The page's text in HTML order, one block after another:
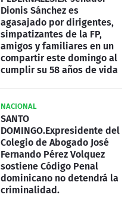
Dionis Sánchez es
agasajado por dirigentes,
simpatizantes de la FP,
amigos y familiares en un
compartir este domingo al
cumplir su 58 años de vida
NACIONAL
SANTO
DOMINGO.Expresidente del
Colegio de Abogado José
Fernando Pérez Volquez
sostiene Código Penal
dominicano no detendrá la
criminalidad.